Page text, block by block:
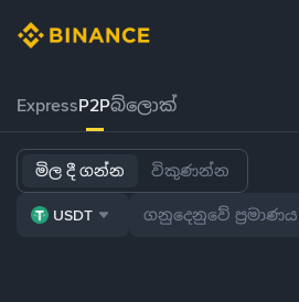
ExpressP2Pබ්ලොක්
මිල දී ගන්න විකුණන්න
USDT